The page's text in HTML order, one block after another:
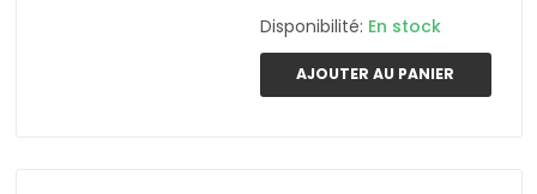
Disponibilité: En stock
AJOUTER AU PANIER